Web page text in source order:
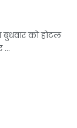
बुधवार को होटल
...